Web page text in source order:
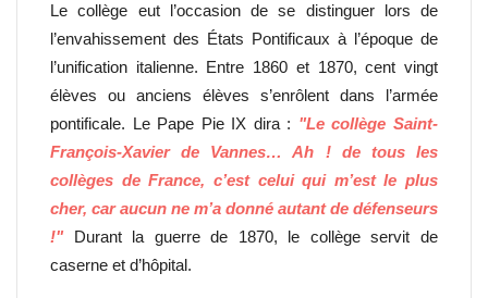
Le collège eut l’occasion de se distinguer lors de
l’envahissement des États Pontificaux à l’époque de
l’unification italienne. Entre 1860 et 1870, cent vingt
élèves ou anciens élèves s’enrôlent dans l’armée
pontificale. Le Pape Pie IX dira : "Le collège Saint-
François-Xavier de Vannes… Ah ! de tous les
collèges de France, c’est celui qui m’est le plus
cher, car aucun ne m’a donné autant de défenseurs
!"Durant la guerre de 1870, le collège servit de
caserne et d’hôpital.